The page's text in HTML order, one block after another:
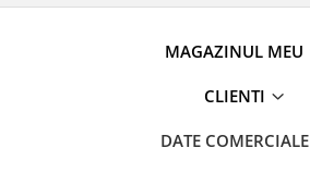
MAGAZINUL MEU
CLIENTI
DATE COMERCIALE